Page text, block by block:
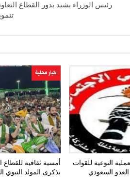
رئيس الوزراء يشيد بدور القطاع
النوعية للقوات
السعودي
اخبار محلية
أمسية ثقافية
بذكرى المولد النبوي